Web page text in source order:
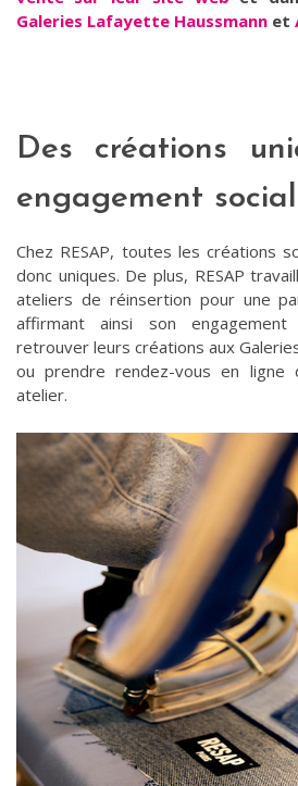
Galeries Lafayette Haussmann et
Des créations
engagement social
Chez RESAP, toutes les créations
donc uniques. De plus, RESAP
ateliers de réinsertion pour une
affirmant ainsi son engagement
retrouver leurs créations aux
ou prendre rendez-vous en ligne
atelier.